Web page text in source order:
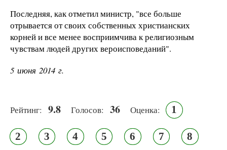
Последняя, как отметил министр, "все больше
отрывается от своих собственных христианских
корней и все менее восприимчива к религиозным
чувствам людей других вероисповеданий".
5 июня 2014 г.
Рейтинг: 9.8 Голосов: 36 Оценка: 1
2 3 4 5 6 7 8